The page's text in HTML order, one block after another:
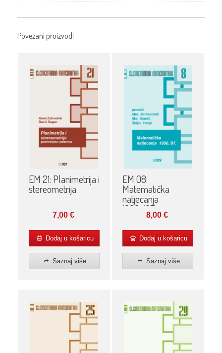
Povezani proizvodi
EM 21: Planimetrija i
stereometrija
7,00 €
Dodaj u košaricu
Saznaj više
EM 08:
Matematička
natjecanja
1996./97.
8,00 €
Dodaj u košaricu
Saznaj više